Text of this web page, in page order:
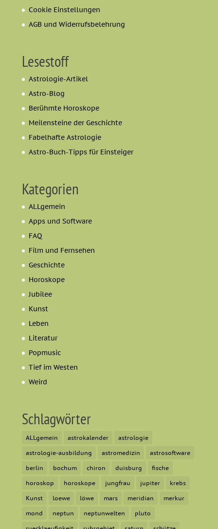
Cookie Einstellungen
AGB und Widerrufsbelehrung
Lesestoff
Astrologie-Artikel
Astro-Blog
Berühmte Horoskope
Meilensteine der Geschichte
Fabelhafte Astrologie
Astro-Buch-Tipps für Einsteiger
Kategorien
ALLgemein
Apps und Software
FAQ
Film und Fernsehen
Geschichte
Horoskope
Jubilee
Kunst
Leben
Literatur
Popmusic
Tief im Westen
Weird
Schlagwörter
ALLgemein astrokalender astrologie
astrologie-ausbildung astromedizin astrosoftware
berlin bochum chiron duisburg fische
horoskop horoskope jungfrau jupiter krebs
Kunst loewe löwe mars meridian merkur
mond neptun neptunwelten pluto